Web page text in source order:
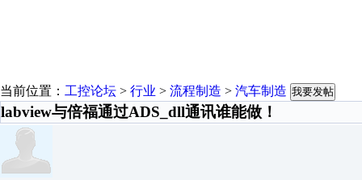
当前位置： 工控论坛 > 行业 > 流程制造 > 汽车制造 我要发帖
labview与倍福通过ADS_dll通讯谁能做！